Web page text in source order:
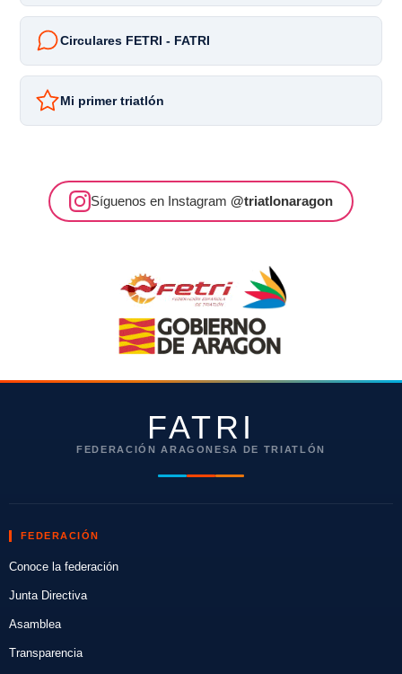
Circulares FETRI - FATRI
Mi primer triatlón
Síguenos en Instagram @triatlonaragon
FATRI
FEDERACIÓN ARAGONESA DE TRIATLÓN
FEDERACIÓN
Conoce la federación
Junta Directiva
Asamblea
Transparencia